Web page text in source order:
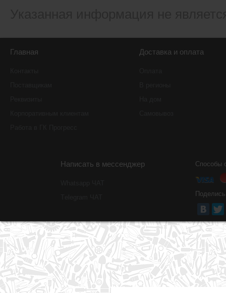
Главная Доставка и оплата
Написать в мессенджер Способы